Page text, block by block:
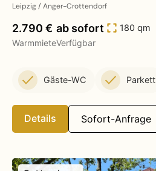
Leipzig / Anger-Crottendorf
2.790 €
Warmmiete
ab sofort
Verfügbar
180 qm
Gäste-WC Parkett
Details Sofort-Anfrage